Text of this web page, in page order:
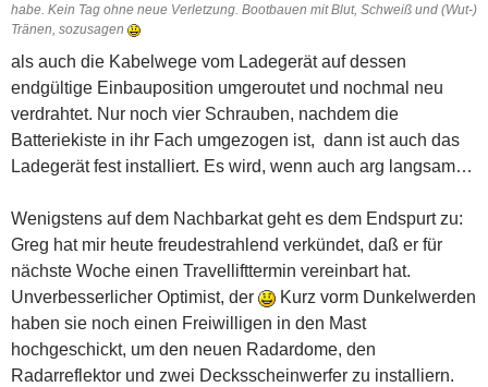
habe. Kein Tag ohne neue Verletzung. Bootbauen mit Blut, Schweiß und (Wut-)
Tränen, sozusagen
als auch die Kabelwege vom Ladegerät auf dessen
endgültige Einbauposition umgeroutet und nochmal neu
verdrahtet. Nur noch vier Schrauben, nachdem die
Batteriekiste in ihr Fach umgezogen ist, dann ist auch das
Ladegerät fest installiert. Es wird, wenn auch arg langsam…
Wenigstens auf dem Nachbarkat geht es dem Endspurt zu:
Greg hat mir heute freudestrahlend verkündet, daß er für
nächste Woche einen Travellifttermin vereinbart hat.
Unverbesserlicher Optimist, der
Kurz vorm Dunkelwerden
haben sie noch einen Freiwilligen in den Mast
hochgeschickt, um den neuen Radardome, den
Radarreflektor und zwei Decksscheinwerfer zu installiern.